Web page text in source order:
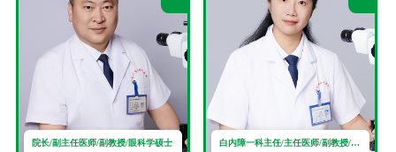
院长/副主任医师/副教授/眼科学硕士
白内障一科主任/主任医师/副教授/眼科学硕士